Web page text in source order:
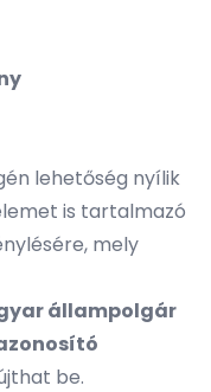
lehetőség nyílik
is tartalmazó
mely
állampolgár
be.